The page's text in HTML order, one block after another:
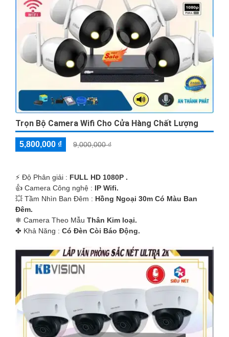
Trọn Bộ Camera Wifi Cho Cửa Hàng Chất Lượng
5,800,000 ₫ 9,000,000 ₫
️⚡ Độ Phân giải : FULL HD 1080P .
👍 Camera Công nghệ : IP Wifi.
💥 Tầm Nhìn Ban Đêm : Hồng Ngoại 30m Có Màu Ban
Ðêm.
❄ Camera Theo Mẫu Thân Kim loại.
️✤ Khả Năng : Có Ðèn Còi Báo Động.